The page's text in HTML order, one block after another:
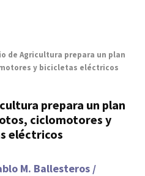
de Agricultura prepara un plan
y bicicletas eléctricos
prepara un plan
ciclomotores y
eléctricos
M. Ballesteros /